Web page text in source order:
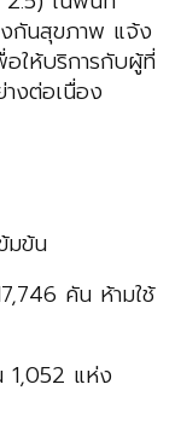
กันสุขภาพ แจ้ง
อให้บริการกับผู้ที่
างต่อเนื่อง
มข้น
คัน ห้ามใช้
1,052 แห่ง